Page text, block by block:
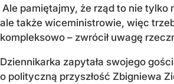
Ale pamiętajmy, że rząd to nie tylko
ale także wiceministrowie, więc
kompleksowo – zwrócił uwagę
Dziennikarka zapytała swojego
o polityczną przyszłość Zbigniewa